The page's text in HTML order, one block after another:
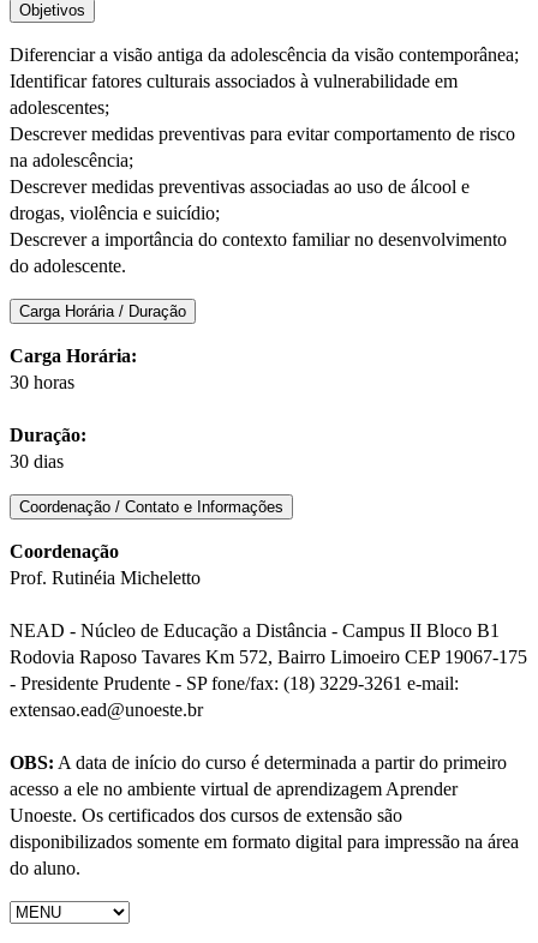
Objetivos
Diferenciar a visão antiga da adolescência da visão contemporânea;
Identificar fatores culturais associados à vulnerabilidade em
adolescentes;
Descrever medidas preventivas para evitar comportamento de risco
na adolescência;
Descrever medidas preventivas associadas ao uso de álcool e
drogas, violência e suicídio;
Descrever a importância do contexto familiar no desenvolvimento
do adolescente.
Carga Horária / Duração
Carga Horária:
30 horas
Duração:
30 dias
Coordenação / Contato e Informações
Coordenação
Prof. Rutinéia Micheletto
NEAD - Núcleo de Educação a Distância - Campus II Bloco B1
Rodovia Raposo Tavares Km 572, Bairro Limoeiro CEP 19067-175
- Presidente Prudente - SP fone/fax: (18) 3229-3261 e-mail:
extensao.ead@unoeste.br
OBS: A data de início do curso é determinada a partir do primeiro
acesso a ele no ambiente virtual de aprendizagem Aprender
Unoeste. Os certificados dos cursos de extensão são
disponibilizados somente em formato digital para impressão na área
do aluno.